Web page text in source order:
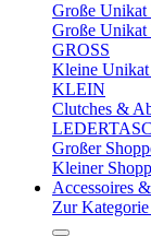
Große Unikat
Große Unikat
GROSS
Kleine Unikat
KLEIN
Clutches &
Großer
Kleiner
Accessoires
Zur Kategorie